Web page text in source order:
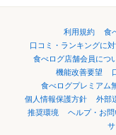
利用規約 食
口コミ・ランキングに
食べログ店舗会員につ
機能改善要望
食べログプレミアム
個人情報保護方針
外部
推奨環境
ヘルプ・お